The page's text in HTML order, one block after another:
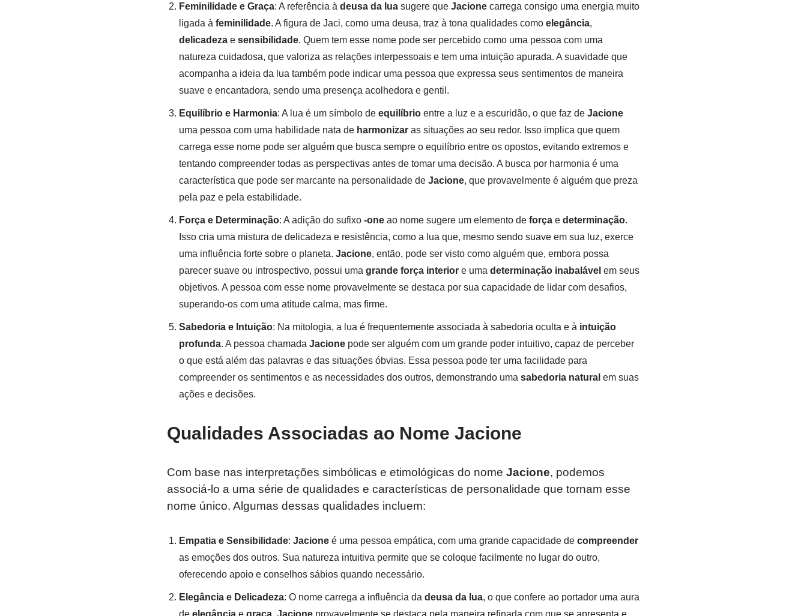
Feminilidade e Graça: A referência à deusa da luasugere que Jacionecarrega consigo uma energia muito
ligada à feminilidade. A figura de Jaci, como uma deusa, traz à tona qualidades como elegância,
delicadezae sensibilidade. Quem tem esse nome pode ser percebido como uma pessoa com uma
natureza cuidadosa, que valoriza as relações interpessoais e tem uma intuição apurada. A suavidade que
acompanha a ideia da lua também pode indicar uma pessoa que expressa seus sentimentos de maneira
suave e encantadora, sendo uma presença acolhedora e gentil.
Equilíbrio e Harmonia: A lua é um símbolo de equilíbrioentre a luz e a escuridão, o que faz de Jacione
uma pessoa com uma habilidade nata de harmonizaras situações ao seu redor. Isso implica que quem
carrega esse nome pode ser alguém que busca sempre o equilíbrio entre os opostos, evitando extremos e
tentando compreender todas as perspectivas antes de tomar uma decisão. A busca por harmonia é uma
característica que pode ser marcante na personalidade de Jacione, que provavelmente é alguém que preza
pela paz e pela estabilidade.
Força e Determinação: A adição do sufixo -oneao nome sugere um elemento de forçae determinação.
Isso cria uma mistura de delicadeza e resistência, como a lua que, mesmo sendo suave em sua luz, exerce
uma influência forte sobre o planeta. Jacione, então, pode ser visto como alguém que, embora possa
parecer suave ou introspectivo, possui uma grande força interiore uma determinação inabalável em seus
objetivos. A pessoa com esse nome provavelmente se destaca por sua capacidade de lidar com desafios,
superando-os com uma atitude calma, mas firme.
Sabedoria e Intuição: Na mitologia, a lua é frequentemente associada à sabedoria oculta e à intuição
profunda. A pessoa chamada Jacionepode ser alguém com um grande poder intuitivo, capaz de perceber
o que está além das palavras e das situações óbvias. Essa pessoa pode ter uma facilidade para
compreender os sentimentos e as necessidades dos outros, demonstrando uma sabedoria natural em suas
ações e decisões.
Qualidades Associadas ao Nome Jacione
Com base nas interpretações simbólicas e etimológicas do nome Jacione, podemos
associá-lo a uma série de qualidades e características de personalidade que tornam esse
nome único. Algumas dessas qualidades incluem:
Empatia e Sensibilidade: Jacioneé uma pessoa empática, com uma grande capacidade de compreender
as emoções dos outros. Sua natureza intuitiva permite que se coloque facilmente no lugar do outro,
oferecendo apoio e conselhos sábios quando necessário.
Elegância e Delicadeza: O nome carrega a influência da deusa da lua, o que confere ao portador uma aura
de elegância e graça Jacioneprovavelmente se destaca pela maneira refinada com que se apresenta e